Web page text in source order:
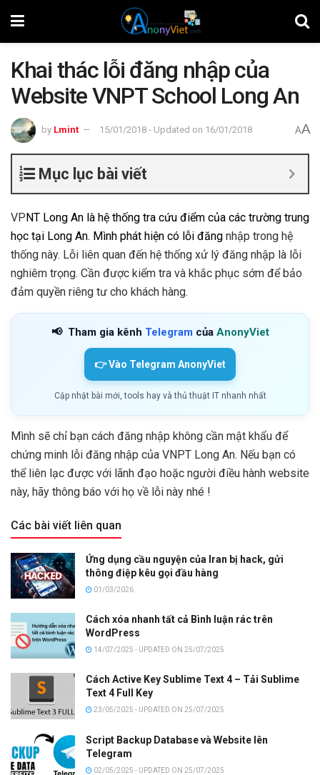
Khai thác lỗi đăng nhập của
Website VNPT School Long An
by Lmint 15/01/2018 - Updated on 16/01/2018 AA
Mục lục bài viết
VPNT Long An là hệ thống tra cứu điểm của các trường trung
học tại Long An. Mình phát hiện có lỗi đăng nhập trong hệ
thống này. Lỗi liên quan đến hệ thống xử lý đăng nhập là lỗi
nghiêm trọng. Cần được kiểm tra và khắc phục sớm để bảo
đảm quyền riêng tư cho khách hàng.
📢 Tham gia kênh Telegram của AnonyViet
👉 Vào Telegram AnonyViet
Cập nhật bài mới, tools hay và thủ thuật IT nhanh nhất
Mình sẽ chỉ bạn cách đăng nhập không cần mật khẩu để
chứng minh lỗi đăng nhập của VNPT Long An. Nếu bạn có
thể liên lạc được với lãnh đạo hoặc người điều hành website
này, hãy thông báo với họ về lỗi này nhé !
Các bài viết liên quan
Ứng dụng cầu nguyện của Iran bị hack, gửi
thông điệp kêu gọi đầu hàng
01/03/2026
Cách xóa nhanh tất cả Bình luận rác trên
WordPress
14/07/2025 - UPDATED ON 25/07/2025
Cách Active Key Sublime Text 4 – Tải Sublime
Text 4 Full Key
23/05/2025 - UPDATED ON 25/07/2025
Script Backup Database và Website lên
Telegram
02/05/2025 - UPDATED ON 25/07/2025